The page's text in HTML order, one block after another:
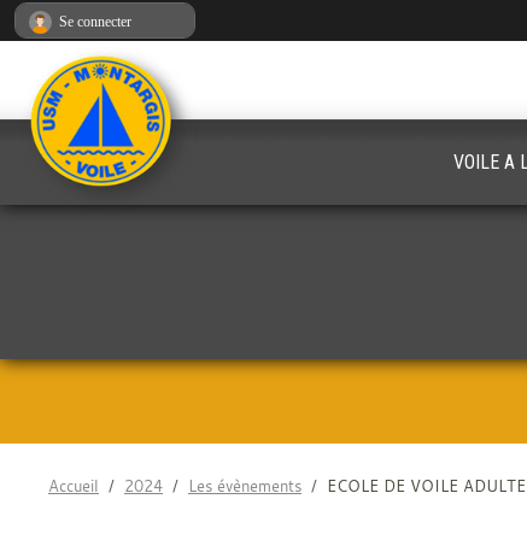
Accueil 2024 Les évènements ECOLE DE VOILE ADULTE
VOILE A
Se connecter
Panneau de gestion des cookies